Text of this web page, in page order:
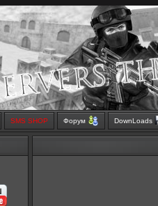
SMS SHOP Форум DownLoads